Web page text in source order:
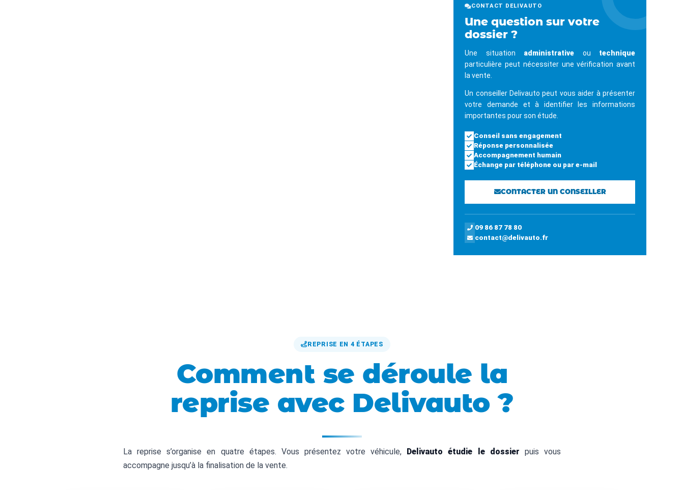
CONTACT DELIVAUTO
Une question sur votre
dossier ?
Une situation administrative ou technique
particulière peut nécessiter une vérification avant
la vente.
Un conseiller Delivauto peut vous aider à présenter
votre demande et à identifier les informations
importantes pour son étude.
Conseil sans engagement
Réponse personnalisée
Accompagnement humain
Échange par téléphone ou par e-mail
CONTACTER UN CONSEILLER
09 86 87 78 80
contact@delivauto.fr
REPRISE EN 4 ÉTAPES
Comment se déroule la
reprise avec Delivauto ?
La reprise s’organise en quatre étapes. Vous présentez votre véhicule, Delivauto étudie le dossier puis vous
accompagne jusqu’à la finalisation de la vente.